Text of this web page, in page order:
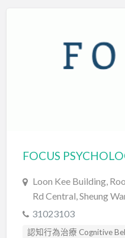
Loon Kee Building,
Rd Central, Sheung
31023103
認知行為治療 Cognitive